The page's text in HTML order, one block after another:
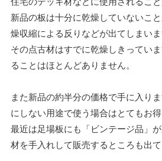
新品の板は十分に乾燥していないこ
燥収縮による反りなどが出てしまいま
その点古材はすでに乾燥しきってい
ることはほとんどありません。
また新品の約半分の価格で手に入り
にしない用途で使う場合はとてもお得
最近は足場板にも「ビンテージ品」
材を手入れして販売するところも出て